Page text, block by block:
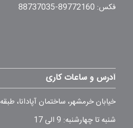
فکس: 89772160-88737035
آدرس و ساعات کاری
خیابان خرمشهر، ساختمان آپادانا، طبقه 9، واحد 28
شنبه تا چهارشنبه: 9 الی 17